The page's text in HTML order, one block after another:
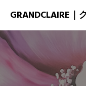
GRANDCLAIRE｜